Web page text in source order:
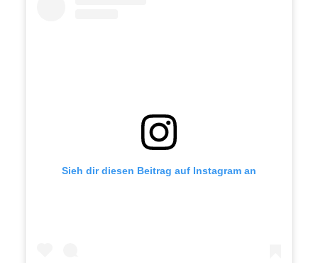
Sieh dir diesen Beitrag auf Instagram an